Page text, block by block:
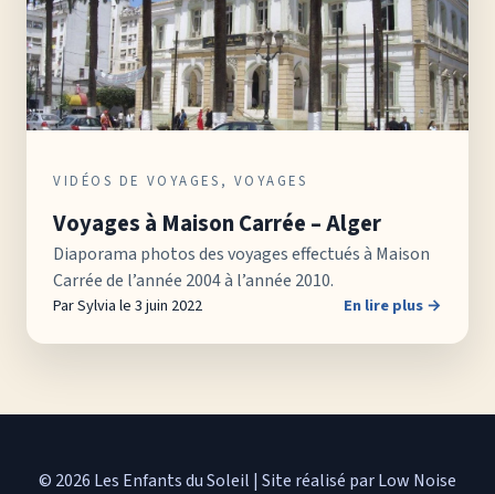
VIDÉOS DE VOYAGES , VOYAGES
Voyages à Maison Carrée – Alger
Diaporama photos des voyages effectués à Maison
Carrée de l’année 2004 à l’année 2010.
Par Sylvia le 3 juin 2022 En lire plus →
© 2026 Les Enfants du Soleil | Site réalisé par Low Noise